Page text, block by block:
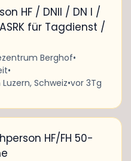
HF / DNII / DN I /
für Tagdienst /
Berghof•
•
Schweiz•vor 3Tg
HF/FH 50-